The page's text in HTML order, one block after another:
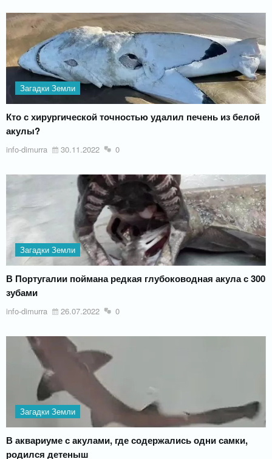
Загадки Земли
Кто с хирургической точностью удалил печень из белой
акулы?
info-dimurra 30.11.2022 0
Загадки Земли
В Португалии поймана редкая глубоководная акула с 300
зубами
info-dimurra 26.07.2022 0
Загадки Земли
В аквариуме с акулами, где содержались одни самки,
родился детеныш